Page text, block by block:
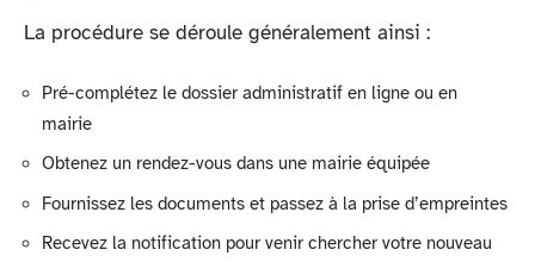
La procédure se déroule généralement ainsi :
Pré-complétez le dossier administratif en ligne ou en
mairie
Obtenez un rendez-vous dans une mairie équipée
Fournissez les documents et passez à la prise d’empreintes
Recevez la notification pour venir chercher votre nouveau